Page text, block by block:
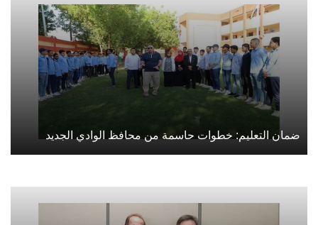
ضمان التعليم: خطوات حاسمة من محافظ الوادي الجديد